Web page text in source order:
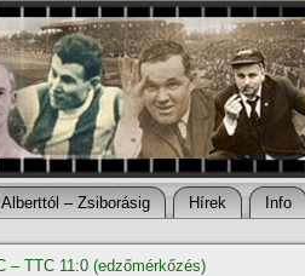
Alberttól – Zsiborásig Hí­rek Info
– TTC 11:0 (edzőmérkőzés)